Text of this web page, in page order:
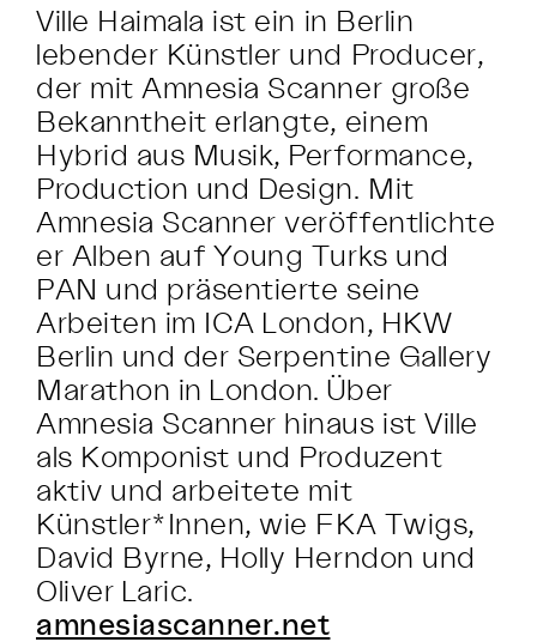
Ville Haimala ist ein in Berlin
lebender Künstler und Producer,
der mit Amnesia Scanner große
Bekanntheit erlangte, einem
Hybrid aus Musik, Performance,
Production und Design. Mit
Amnesia Scanner veröffentlichte
er Alben auf Young Turks und
PAN und präsentierte seine
Arbeiten im ICA London, HKW
Berlin und der Serpentine Gallery
Marathon in London. Über
Amnesia Scanner hinaus ist Ville
als Komponist und Produzent
aktiv und arbeitete mit
Künstler*Innen, wie FKA Twigs,
David Byrne, Holly Herndon und
Oliver Laric.
amnesiascanner.net